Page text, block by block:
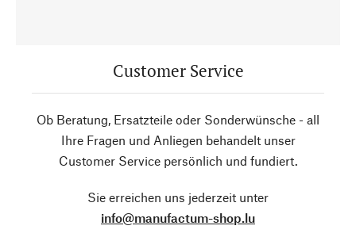
Customer Service
Ob Beratung, Ersatzteile oder Sonderwünsche - all
Ihre Fragen und Anliegen behandelt unser
Customer Service persönlich und fundiert.
Sie erreichen uns jederzeit unter
info@manufactum-shop.lu